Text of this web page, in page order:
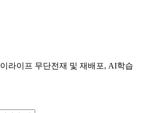
라이프 무단전재 및 재배포, AI학습